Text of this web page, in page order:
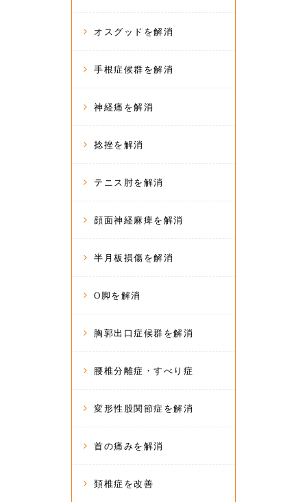
オスグッドを解消
手根症候群を解消
神経痛を解消
捻挫を解消
テニス肘を解消
顔面神経麻痺を解消
半月板損傷を解消
O脚を解消
胸郭出口症候群を解消
腰椎分離症・すべり症
変形性股関節症を解消
首の痛みを解消
頚椎症を改善